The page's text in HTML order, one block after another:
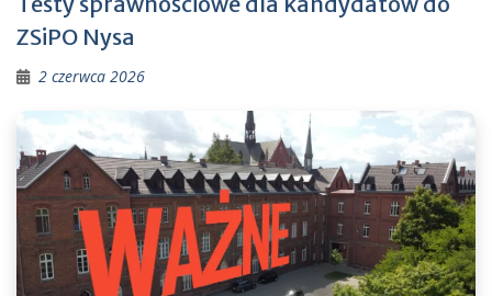
ZSiPO Nysa
2 czerwca 2026